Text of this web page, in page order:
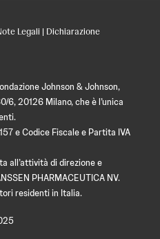
Legali | Dichiarazione
Johnson & Johnson,
6, 20126 Milano, che è l’unica
e Codice Fiscale e Partita IVA
all’attività di direzione e
PHARMACEUTICA NV.
residenti in Italia.